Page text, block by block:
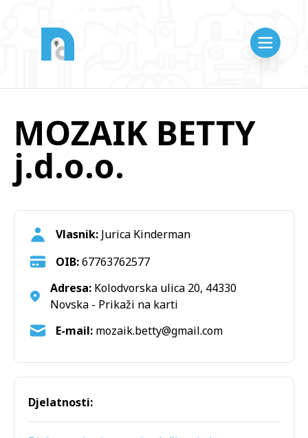
MOZAIK BETTY
j.d.o.o.
Vlasnik: Jurica Kinderman
OIB:67763762577
Adresa:Kolodvorska ulica 20, 44330
Novska - Prikaži na karti
E-mail:
Djelatnosti: